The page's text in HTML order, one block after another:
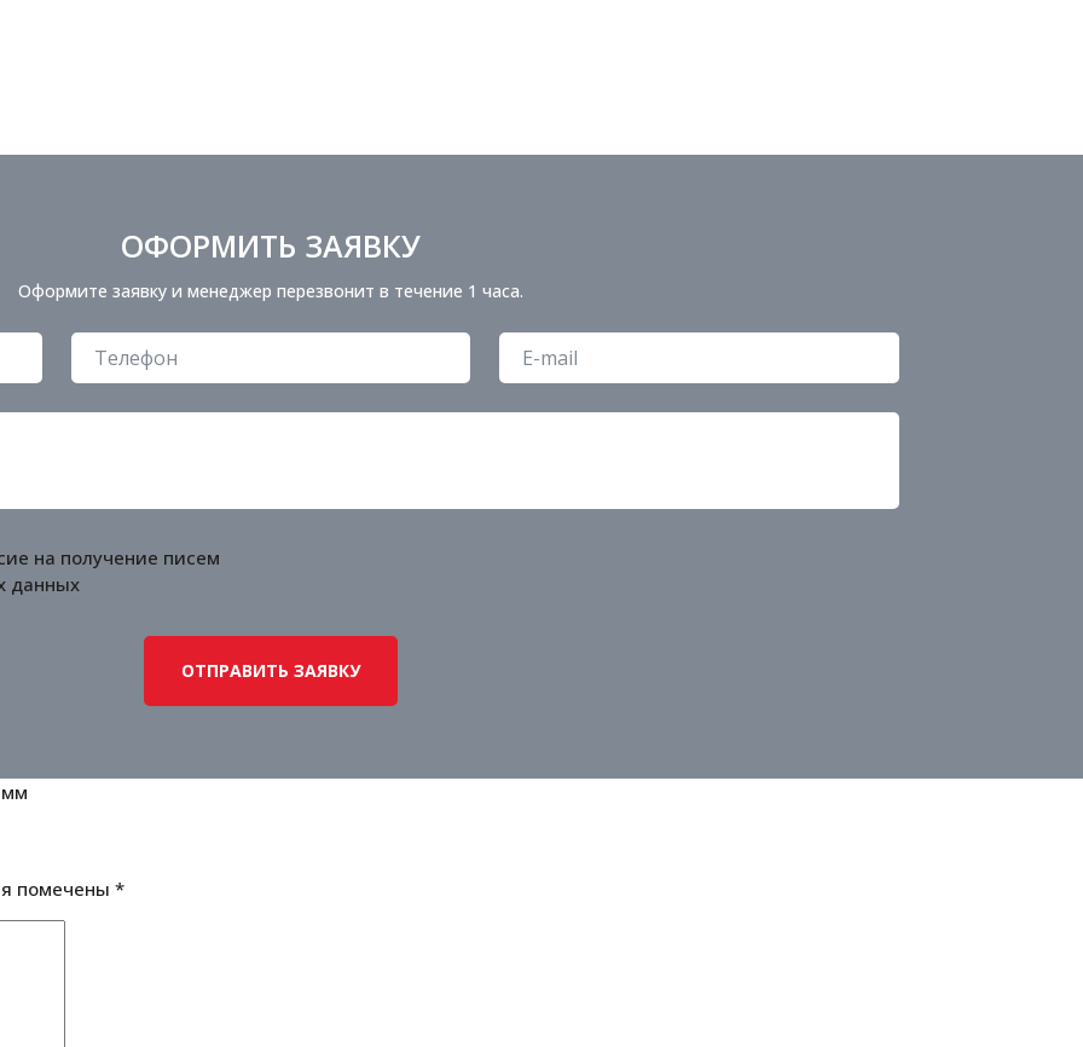
ОФОРМИТЬ ЗАЯВКУ
Оформите заявку и менеджер перезвонит в течение 1 часа.
на получение писем
данных
мм
помечены *